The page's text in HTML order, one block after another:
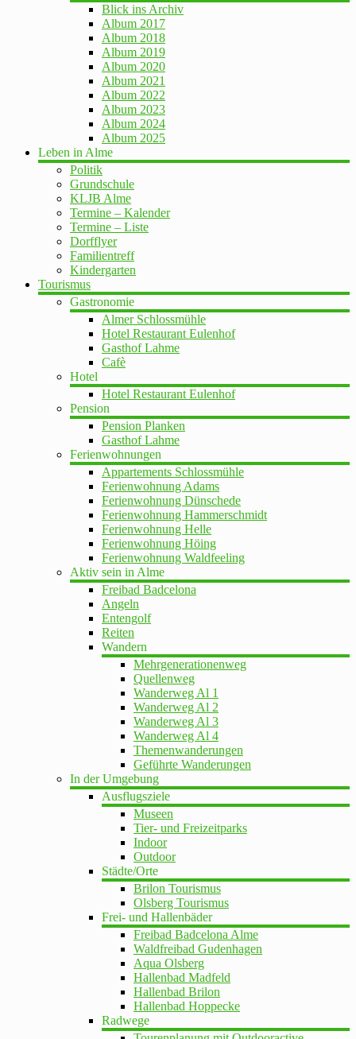
Blick ins Archiv
Album 2017
Album 2018
Album 2019
Album 2020
Album 2021
Album 2022
Album 2023
Album 2024
Album 2025
Leben in Alme
Politik
Grundschule
KLJB Alme
Termine – Kalender
Termine – Liste
Dorfflyer
Familientreff
Kindergarten
Tourismus
Gastronomie
Almer Schlossmühle
Hotel Restaurant Eulenhof
Gasthof Lahme
Cafè
Hotel
Hotel Restaurant Eulenhof
Pension
Pension Planken
Gasthof Lahme
Ferienwohnungen
Appartements Schlossmühle
Ferienwohnung Adams
Ferienwohnung Dünschede
Ferienwohnung Hammerschmidt
Ferienwohnung Helle
Ferienwohnung Höing
Ferienwohnung Waldfeeling
Aktiv sein in Alme
Freibad Badcelona
Angeln
Entengolf
Reiten
Wandern
Mehrgenerationenweg
Quellenweg
Wanderweg Al 1
Wanderweg Al 2
Wanderweg Al 3
Wanderweg Al 4
Themenwanderungen
Geführte Wanderungen
In der Umgebung
Ausflugsziele
Museen
Tier- und Freizeitparks
Indoor
Outdoor
Städte/Orte
Brilon Tourismus
Olsberg Tourismus
Frei- und Hallenbäder
Freibad Badcelona Alme
Waldfreibad Gudenhagen
Aqua Olsberg
Hallenbad Madfeld
Hallenbad Brilon
Hallenbad Hoppecke
Radwege